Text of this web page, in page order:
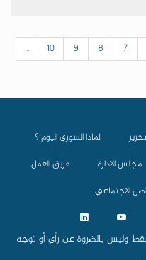
7
8
9
10
...
لماذا السوري اليوم ؟
مجلس الادارة
فريق العمل
الاجتماعي
وليس بالضروة عن رأي أو توجه